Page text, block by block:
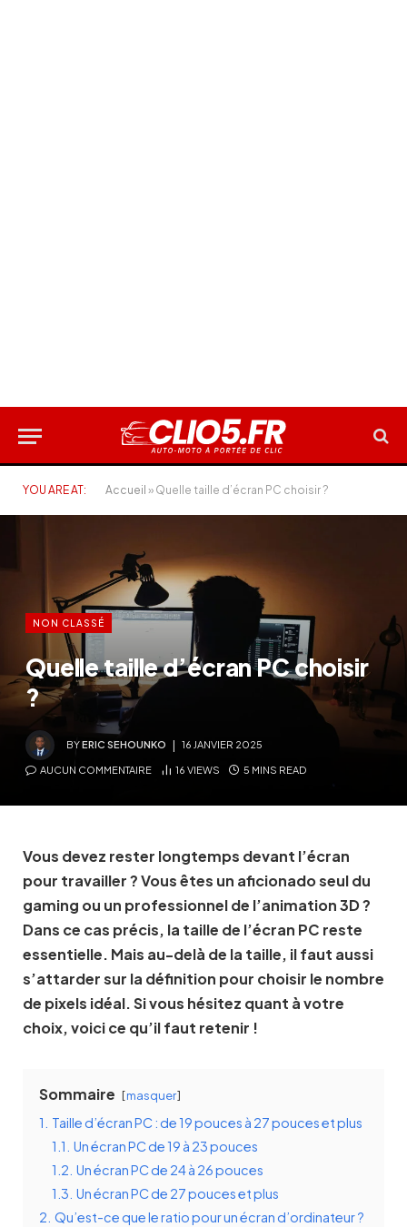
YOU ARE AT: Accueil » Quelle taille d’écran PC choisir ?
NON CLASSÉ
Quelle taille d’écran PC choisir
?
BYERIC SEHOUNKO 16 JANVIER 2025
AUCUN COMMENTAIRE 16 VIEWS 5 MINS READ
Vous devez rester longtemps devant l’écran
pour travailler ? Vous êtes un aficionado seul du
gaming ou un professionnel de l’animation 3D ?
Dans ce cas précis, la taille de l’écran PC reste
essentielle. Mais au-delà de la taille, il faut aussi
s’attarder sur la définition pour choisir le nombre
de pixels idéal. Si vous hésitez quant à votre
choix, voici ce qu’il faut retenir !
Sommaire masquer
1.
Taille d’écran PC : de 19 pouces à 27 pouces et plus
1.1. Un écran PC de 19 à 23 pouces
1.2. Un écran PC de 24 à 26 pouces
1.3. Un écran PC de 27 pouces et plus
2. Qu’est-ce que le ratio pour un écran d’ordinateur ?